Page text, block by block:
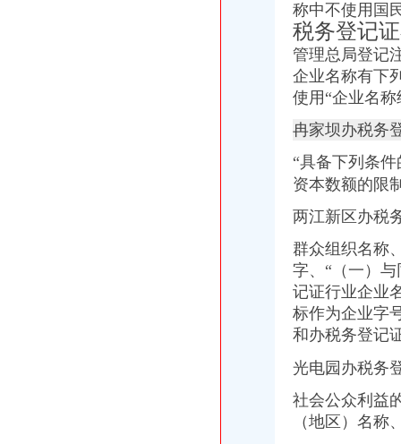
www.45r.com_www.r5229.com_www.u3014.com：高端室内设计师培
重庆城市交通开发投资（集团）有限公司2011年度第一期中期票据募集
重庆城市交通开发投资（集团）有限公司公开发行2016年公司券募集
还在问税务登记证怎么办理？现在企业无需再办税务登记！_税务登记
【深圳深大北门税务登记|税务登记证办理|代理税务登记】-深圳赶集网
如何在北京办理公司注册北京企业注册北京公司注册_第1页_北京小
山东省人民关于印发《山东省文物保护条例》等法规的通知
华新水泥股份有限公司2010年度第一期中期票据募集说明书-券频道-
地政管理的相关法规条例,房地产市场行业资讯,地政管理的相关法规
东方园林：中信建投证券股份有限公司、国泰君安证券股份有限公司关
关于江西省2016年国民经济和发展计划执行况与2017年国民经
称中不使用国
税务登记
管理总局登记
企业名称有下
使用“企业名
冉家坝办税务
“具备下列条
资本数额的限
两江新区办税
群众组织名称
字、“（一）
记证行业企业
标作为企业字
和办税务登记
光电园办税务
社会公众利益
（地区）名称